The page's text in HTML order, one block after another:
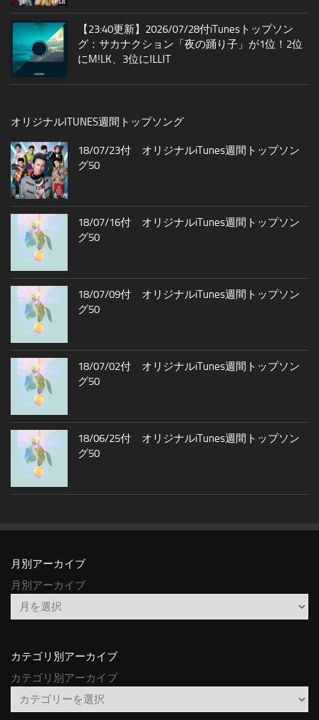
【23:40更新】2026/07/28付iTunesトップソン
グ：サカナクション「夜の踊り子」が1位！2位
にM!LK、3位にILLIT
オリジナルITUNES週間トップソング
18/07/23付 オリジナルiTunes週間トップソン
グ50
18/07/16付 オリジナルiTunes週間トップソン
グ50
18/07/09付 オリジナルiTunes週間トップソン
グ50
18/07/02付 オリジナルiTunes週間トップソン
グ50
18/06/25付 オリジナルiTunes週間トップソン
グ50
月別アーカイブ
月別アーカイブ
カテゴリ別アーカイブ
カテゴリ別アーカイブ